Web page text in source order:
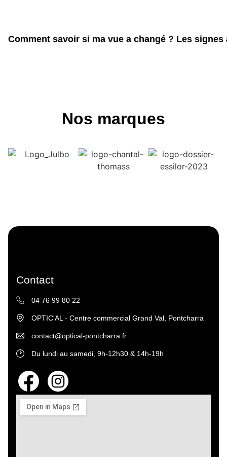
Comment savoir si ma vue a changé ? Les signes
Nos marques
Contact
04 76 99 80 22
OPTIC'AL - Centre commercial Grand Val, Pontcharra
contact@optical-pontcharra.fr
Du lundi au samedi, 9h-12h30 & 14h-19h